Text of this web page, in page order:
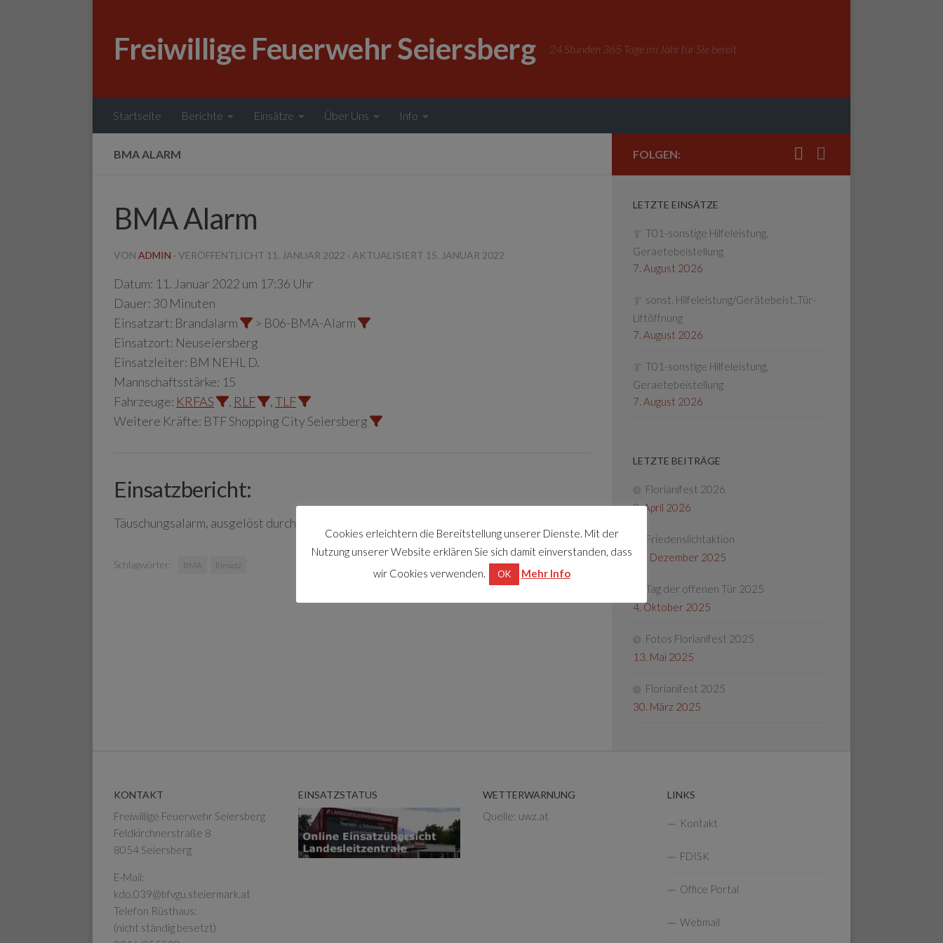
Freiwillige Feuerwehr Seiersberg 24 Stunden 365 Tage im Jahr für Sie bereit
Startseite Berichte Einsätze Über Uns Info
BMA ALARM
BMA Alarm
VON ADMIN · VERÖFFENTLICHT 11. JANUAR 2022 · AKTUALISIERT 15. JANUAR 2022
Datum: 11. Januar 2022 um 17:36 Uhr
Dauer: 30 Minuten
Einsatzart: Brandalarm
> B06-BMA-Alarm
Einsatzort: Neuseiersberg
Einsatzleiter: BM NEHL D.
Mannschaftsstärke: 15
Fahrzeuge: KRFAS , RLF ,TLF
Weitere Kräfte: BTF Shopping City Seiersberg
Einsatzbericht:
Täuschungsalarm, ausgelöst durch verbranntes Kochgut
Schlagwörter: BMA Einsatz
FOLGEN:
LETZTE EINSÄTZE
T01-sonstige Hilfeleistung,
Geraetebeistellung
7. August 2026
sonst. Hilfeleistung/Gerätebeist.,Tür-
Liftöffnung
7. August 2026
T01-sonstige Hilfeleistung,
Geraetebeistellung
7. August 2026
LETZTE BEITRÄGE
Florianifest 2026
8. April 2026
Friedenslichtaktion
22. Dezember 2025
Tag der offenen Tür 2025
4. Oktober 2025
Fotos Florianifest 2025
13. Mai 2025
Florianifest 2025
30. März 2025
KONTAKT
Freiwillige Feuerwehr Seiersberg
Feldkirchnerstraße 8
8054 Seiersberg
E-Mail:
kdo.039@bfvgu.steiermark.at
Telefon Rüsthaus:
(nicht ständig besetzt)
EINSATZSTATUS WETTERWARNUNG
Quelle: uwz.at
LINKS
Kontakt
FDISK
Office Portal
Webmail
Cookies erleichtern die Bereitstellung unserer Dienste. Mit der
Nutzung unserer Website erklären Sie sich damit einverstanden, dass
wir Cookies verwenden.
OK Mehr Info